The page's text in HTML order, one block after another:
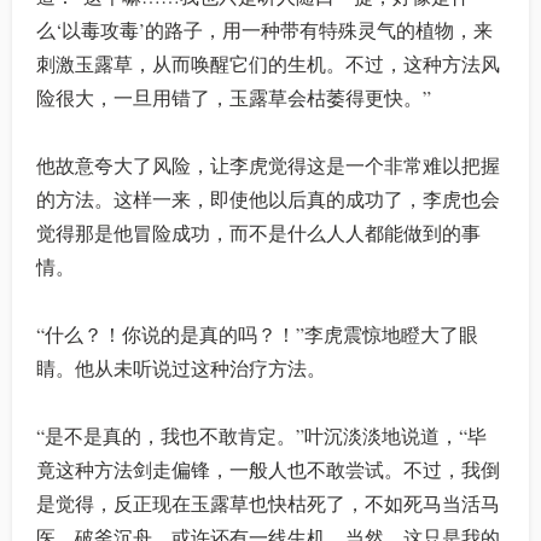
么‘以毒攻毒’的路子，用一种带有特殊灵气的植物，来
刺激玉露草，从而唤醒它们的生机。不过，这种方法风
险很大，一旦用错了，玉露草会枯萎得更快。”
他故意夸大了风险，让李虎觉得这是一个非常难以把握
的方法。这样一来，即使他以后真的成功了，李虎也会
觉得那是他冒险成功，而不是什么人人都能做到的事
情。
“什么？！你说的是真的吗？！”李虎震惊地瞪大了眼
睛。他从未听说过这种治疗方法。
“是不是真的，我也不敢肯定。”叶沉淡淡地说道，“毕
竟这种方法剑走偏锋，一般人也不敢尝试。不过，我倒
是觉得，反正现在玉露草也快枯死了，不如死马当活马